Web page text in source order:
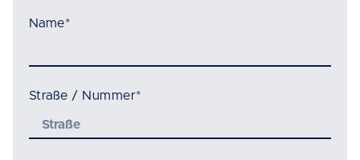
Name*
Straße / Nummer*